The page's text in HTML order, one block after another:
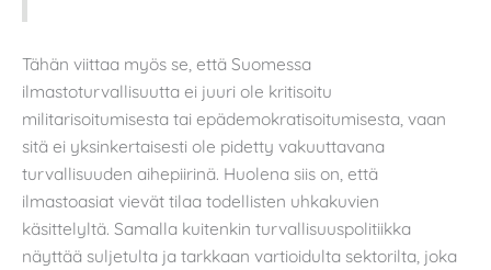
Tähän viittaa myös se, että Suomessa
ilmastoturvallisuutta ei juuri ole kritisoitu
militarisoitumisesta tai epädemokratisoitumisesta, vaan
sitä ei yksinkertaisesti ole pidetty vakuuttavana
turvallisuuden aihepiirinä. Huolena siis on, että
ilmastoasiat vievät tilaa todellisten uhkakuvien
käsittelyltä. Samalla kuitenkin turvallisuuspolitiikka
näyttää suljetulta ja tarkkaan vartioidulta sektorilta, joka